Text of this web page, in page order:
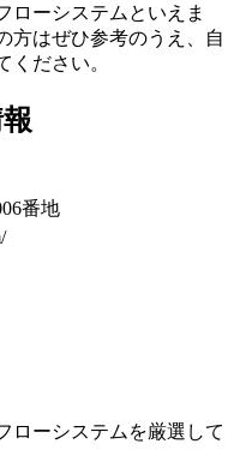
ローシステムといえま
方はぜひ参考のうえ、自
ください。
番地
ローシステムを厳選して